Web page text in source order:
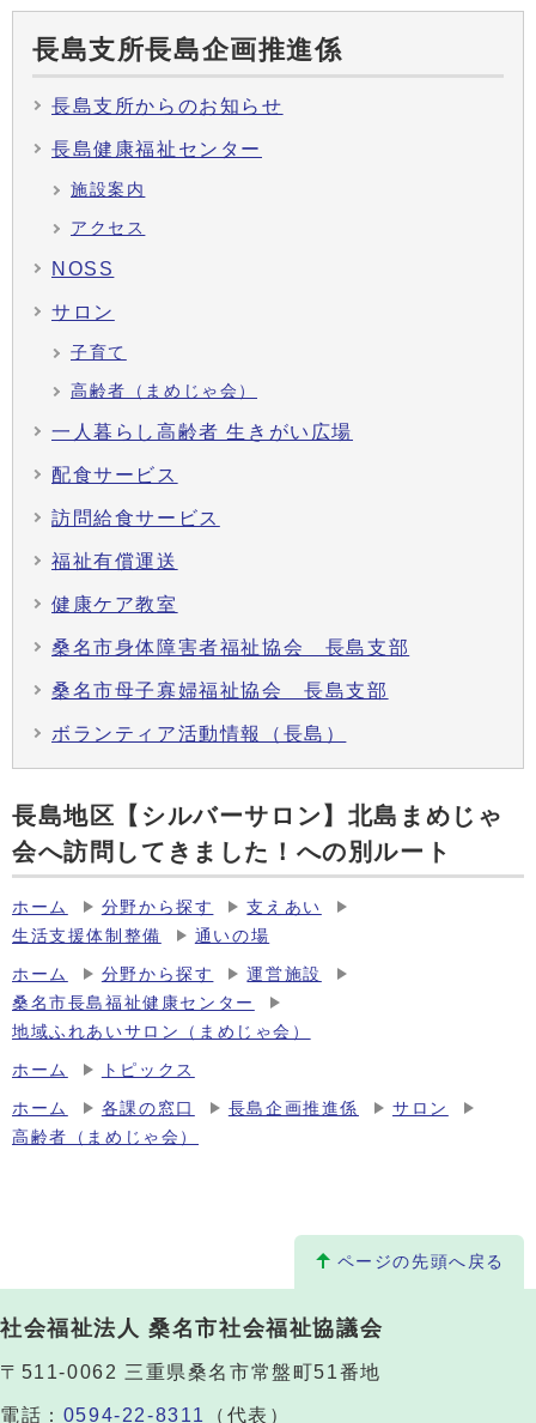
長島支所長島企画推進係
長島支所からのお知らせ
長島健康福祉センター
施設案内
アクセス
NOSS
サロン
子育て
高齢者（まめじゃ会）
一人暮らし高齢者 生きがい広場
配食サービス
訪問給食サービス
福祉有償運送
健康ケア教室
桑名市身体障害者福祉協会 長島支部
桑名市母子寡婦福祉協会 長島支部
ボランティア活動情報（長島）
長島地区【シルバーサロン】北島まめじゃ
会へ訪問してきました！への別ルート
ホーム 分野から探す
支えあい
生活支援体制整備
通いの場
ホーム 分野から探す
運営施設
桑名市長島福祉健康センター
地域ふれあいサロン（まめじゃ会）
ホーム トピックス
ホーム 各課の窓口 長島企画推進係
サロン
高齢者（まめじゃ会）
ページの先頭へ戻る
社会福祉法人 桑名市社会福祉協議会
〒511-0062 三重県桑名市常盤町51番地
電話： 0594-22-8311 （代表）